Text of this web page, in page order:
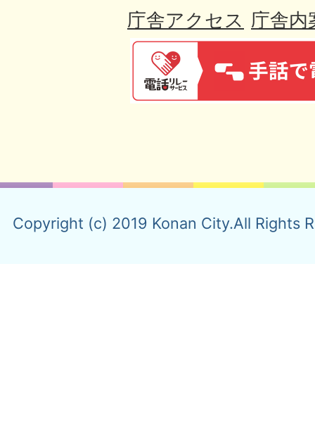
庁舎アクセス 庁舎内
Copyright (c) 2019 Konan City.All Rights